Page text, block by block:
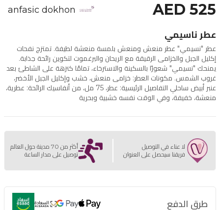
AED 525
anfasic dokhon
عطر ناسيمي
عطر "نسيمي" عطر منعش ومنعش بلمسة منعشة لطيفة. تمتزج نفحات
إكليل الجبل والخزامى الرقيقة مع الريحان والبرغموت لتكوين رائحة جذابة.
يمنحك "نسيمي" شعورًا بالسكينة والاسترخاء، تمامًا كنزهة على الشاطئ بعد
غروب الشمس. مكونات العطر: خزامى منعش، خشب وإكليل الجبل الأخضر،
عنبر أبيض ساحلي التفاصيل الرئيسية: عطر، 75 مل، من أنفاسيك الرائحة: عطرية،
منعشة، خفيفة، وفي الوقت نفسه خشبية وبحرية
لا عناء في التوصيل
فريقنا سيحصل على العنوان
أكثر من 70 مدينة حول العالم
توصيل على مدار الساعة
طرق الدفع